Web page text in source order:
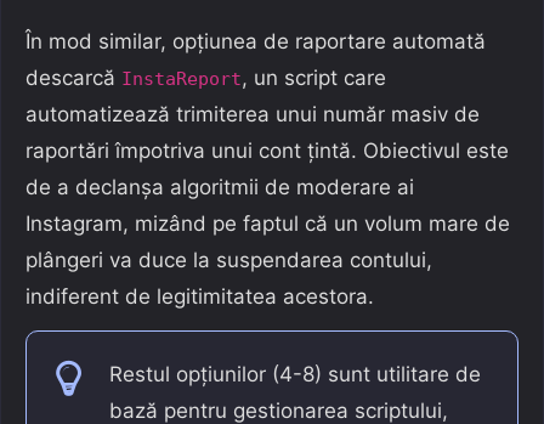
În mod similar, opțiunea de raportare automată
descarcă InstaReport, un script care
automatizează trimiterea unui număr masiv de
raportări împotriva unui cont țintă. Obiectivul este
de a declanșa algoritmii de moderare ai
Instagram, mizând pe faptul că un volum mare de
plângeri va duce la suspendarea contului,
indiferent de legitimitatea acestora.
Restul opțiunilor (4-8) sunt utilitare de
bază pentru gestionarea scriptului,